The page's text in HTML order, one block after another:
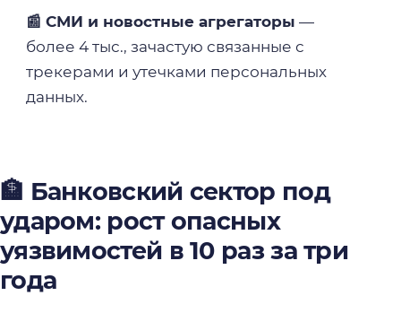
📰 СМИ и новостные агрегаторы —
более 4 тыс., зачастую связанные с
трекерами и утечками персональных
данных.
🏦 Банковский сектор под
ударом: рост опасных
уязвимостей в 10 раз за три
года